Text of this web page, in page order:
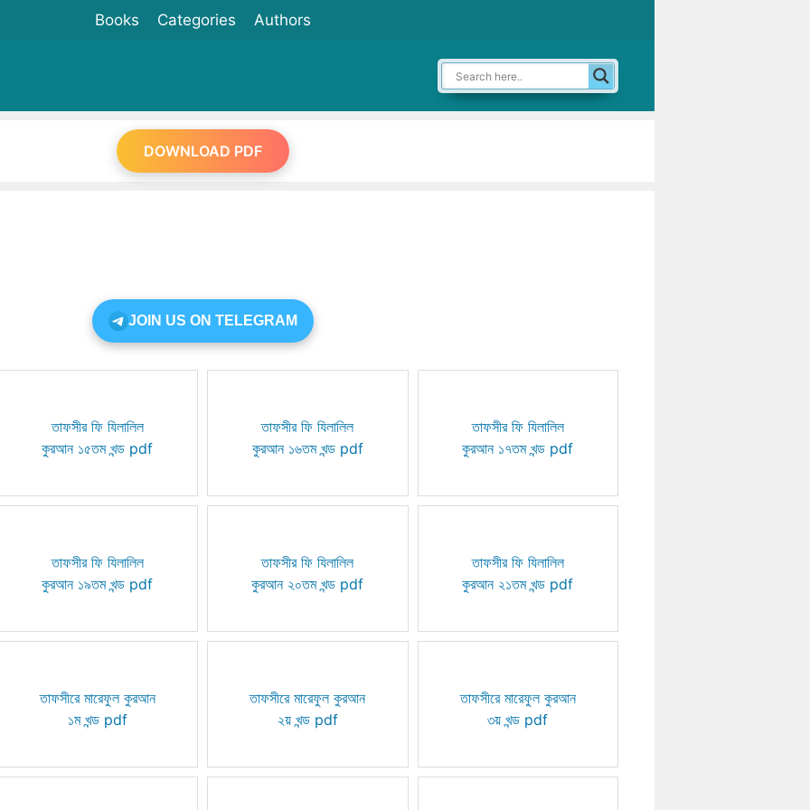
Books Categories Authors
DOWNLOAD PDF
JOIN US ON TELEGRAM
তাফসীর ফি যিলালিল
কুরআন ১৫তম খন্ড pdf
তাফসীর ফি যিলালিল
কুরআন ১৬তম খন্ড pdf
তাফসীর ফি যিলালিল
কুরআন ১৭তম খন্ড pdf
তাফসীর ফি যিলালিল
কুরআন ১৯তম খন্ড pdf
তাফসীর ফি যিলালিল
কুরআন ২০তম খন্ড pdf
তাফসীর ফি যিলালিল
কুরআন ২১তম খন্ড pdf
তাফসীরে মারেফুল কুরআন
১ম খন্ড pdf
তাফসীরে মারেফুল কুরআন
২য় খন্ড pdf
তাফসীরে মারেফুল কুরআন
৩য় খন্ড pdf